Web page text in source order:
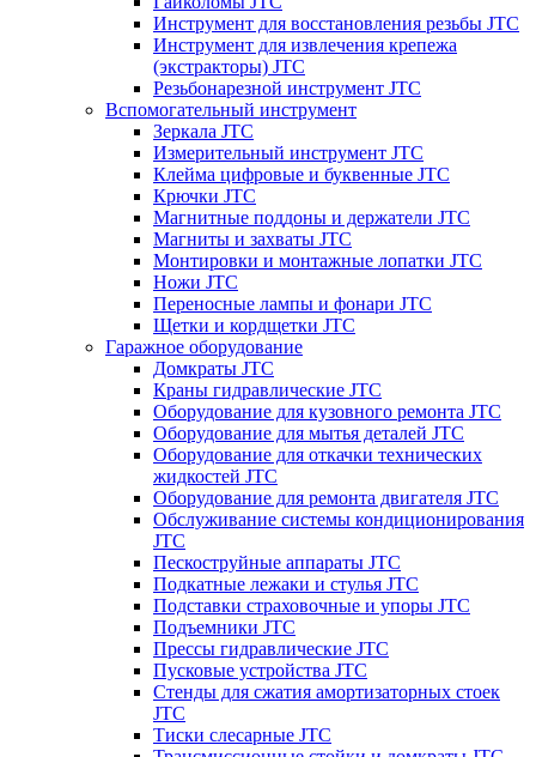
Инструмент для восстановления резьбы JTC
Инструмент для извлечения крепежа
(экстракторы) JTC
Резьбонарезной инструмент JTC
Вспомогательный инструмент
Зеркала JTC
Измерительный инструмент JTC
Клейма цифровые и буквенные JTC
Крючки JTC
Магнитные поддоны и держатели JTC
Магниты и захваты JTC
Монтировки и монтажные лопатки JTC
Ножи JTC
Переносные лампы и фонари JTC
Щетки и кордщетки JTC
Гаражное оборудование
Домкраты JTC
Краны гидравлические JTC
Оборудование для кузовного ремонта JTC
Оборудование для мытья деталей JTC
Оборудование для откачки технических
жидкостей JTC
Оборудование для ремонта двигателя JTC
Обслуживание системы кондиционирования
JTC
Пескоструйные аппараты JTC
Подкатные лежаки и стулья JTC
Подставки страховочные и упоры JTC
Подъемники JTC
Прессы гидравлические JTC
Пусковые устройства JTC
Стенды для сжатия амортизаторных стоек
JTC
Тиски слесарные JTC